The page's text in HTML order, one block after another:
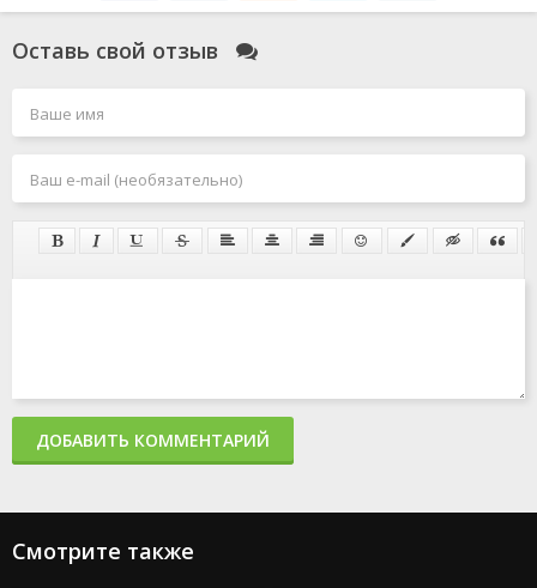
Оставь свой отзыв
ДОБАВИТЬ КОММЕНТАРИЙ
Смотрите также